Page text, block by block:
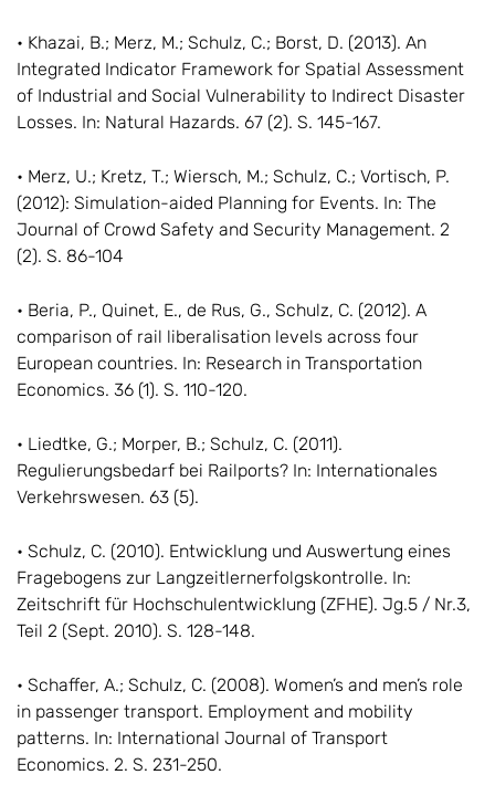
• Khazai, B.; Merz, M.; Schulz, C.; Borst, D. (2013). An
Integrated Indicator Framework for Spatial Assessment
of Industrial and Social Vulnerability to Indirect Disaster
Losses. In: Natural Hazards. 67 (2). S. 145-167.
• Merz, U.; Kretz, T.; Wiersch, M.; Schulz, C.; Vortisch, P.
(2012): Simulation-aided Planning for Events. In: The
Journal of Crowd Safety and Security Management. 2
(2). S. 86-104
• Beria, P., Quinet, E., de Rus, G., Schulz, C. (2012). A
comparison of rail liberalisation levels across four
European countries. In: Research in Transportation
Economics. 36 (1). S. 110-120.
• Liedtke, G.; Morper, B.; Schulz, C. (2011).
Regulierungsbedarf bei Railports? In: Internationales
Verkehrswesen. 63 (5).
• Schulz, C. (2010). Entwicklung und Auswertung eines
Fragebogens zur Langzeitlernerfolgskontrolle. In:
Zeitschrift für Hochschulentwicklung (ZFHE). Jg.5 / Nr.3,
Teil 2 (Sept. 2010). S. 128-148.
• Schaffer, A.; Schulz, C. (2008). Women’s and men’s role
in passenger transport. Employment and mobility
patterns. In: International Journal of Transport
Economics. 2. S. 231-250.